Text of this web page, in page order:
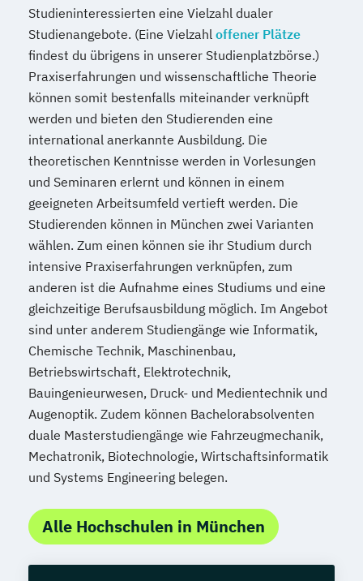
Studieninteressierten eine Vielzahl dualer
Studienangebote. (Eine Vielzahl offener Plätze
findest du übrigens in unserer Studienplatzbörse.)
Praxiserfahrungen und wissenschaftliche Theorie
können somit bestenfalls miteinander verknüpft
werden und bieten den Studierenden eine
international anerkannte Ausbildung. Die
theoretischen Kenntnisse werden in Vorlesungen
und Seminaren erlernt und können in einem
geeigneten Arbeitsumfeld vertieft werden. Die
Studierenden können in München zwei Varianten
wählen. Zum einen können sie ihr Studium durch
intensive Praxiserfahrungen verknüpfen, zum
anderen ist die Aufnahme eines Studiums und eine
gleichzeitige Berufsausbildung möglich. Im Angebot
sind unter anderem Studiengänge wie Informatik,
Chemische Technik, Maschinenbau,
Betriebswirtschaft, Elektrotechnik,
Bauingenieurwesen, Druck- und Medientechnik und
Augenoptik. Zudem können Bachelorabsolventen
duale Masterstudiengänge wie Fahrzeugmechanik,
Mechatronik, Biotechnologie, Wirtschaftsinformatik
und Systems Engineering belegen.
Alle Hochschulen in München